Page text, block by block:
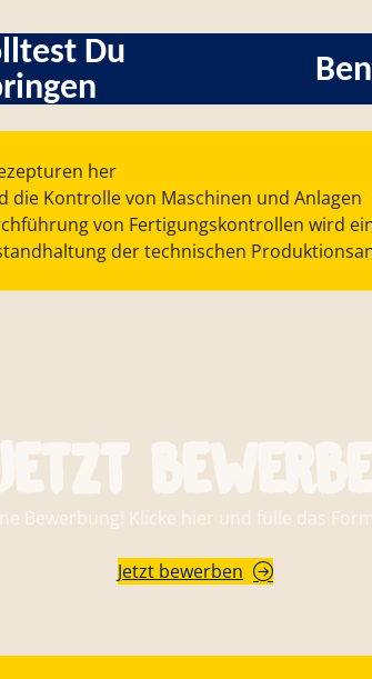
Du
her
die Kontrolle von Maschinen und Anlagen
von Fertigungskontrollen wird
der technischen
Bewerbung! Klicke hier und fülle das
Jetzt bewerben